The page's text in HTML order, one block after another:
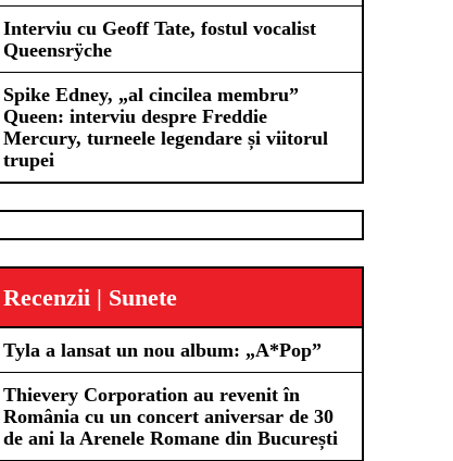
Interviu cu Geoff Tate, fostul vocalist
Queensrÿche
Spike Edney, „al cincilea membru”
Queen: interviu despre Freddie
Mercury, turneele legendare și viitorul
trupei
Recenzii | Sunete
Tyla a lansat un nou album: „A*Pop”
Thievery Corporation au revenit în
România cu un concert aniversar de 30
de ani la Arenele Romane din București